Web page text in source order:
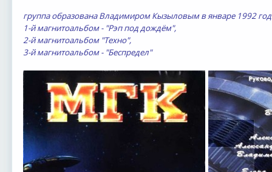
группа образована Владимиром Кызыловым в январе 1992
1-й магнитоальбом - "Рэп под дождём",
2-й магнитоальбом "Техно",
3-й магнитоальбом - "Беспредел"